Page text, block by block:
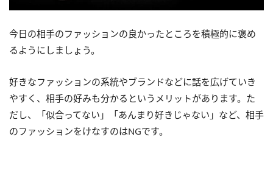
今日の相手のファッションの良かったところを積極的に褒め
るようにしましょう。
好きなファッションの系統やブランドなどに話を広げていき
やすく、相手の好みも分かるというメリットがあります。た
だし、「似合ってない」「あんまり好きじゃない」など、相手
のファッションをけなすのはNGです。